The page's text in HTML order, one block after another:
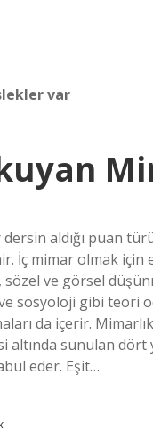
var
aldığı puan
İç mimar olmak için
sözel ve görsel
sosyoloji gibi teori
da içerir.
sunulan dört
eder. Eşit…